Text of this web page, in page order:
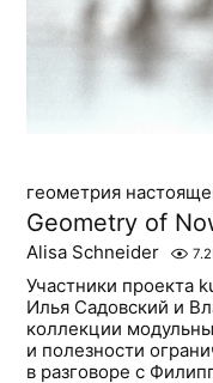
геометрия
Geometry of
Alisa Schneider
Участники проекта
Илья Садовский и
коллекции
и полезности
в разговоре с